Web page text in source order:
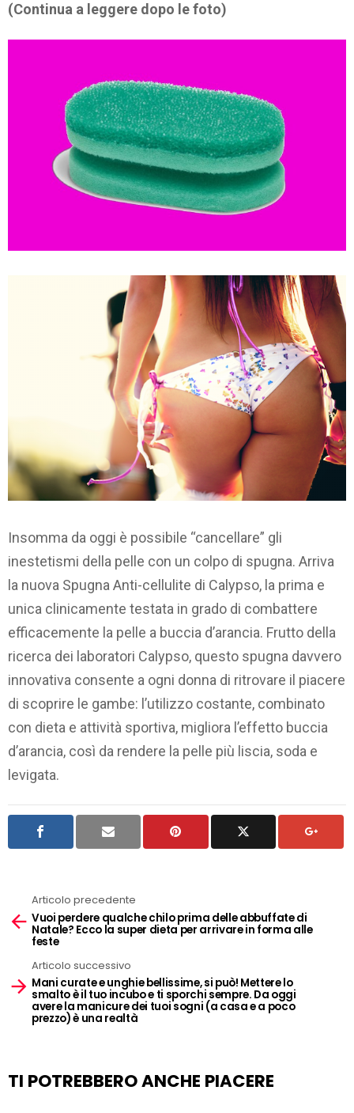
(Continua a leggere dopo le foto)
Insomma da oggi è possibile “cancellare” gli
inestetismi della pelle con un colpo di spugna. Arriva
la nuova Spugna Anti-cellulite di Calypso, la prima e
unica clinicamente testata in grado di combattere
efficacemente la pelle a buccia d’arancia. Frutto della
ricerca dei laboratori Calypso, questo spugna davvero
innovativa consente a ogni donna di ritrovare il piacere
di scoprire le gambe: l’utilizzo costante, combinato
con dieta e attività sportiva, migliora l’effetto buccia
d’arancia, così da rendere la pelle più liscia, soda e
levigata.
more
Articolo precedente
Vuoi perdere qualche chilo prima delle abbuffate di
Natale? Ecco la super dieta per arrivare in forma alle
feste
Articolo successivo
Mani curate e unghie bellissime, si può! Mettere lo
smalto è il tuo incubo e ti sporchi sempre. Da oggi
avere la manicure dei tuoi sogni (a casa e a poco
prezzo) è una realtà
TI POTREBBERO ANCHE PIACERE